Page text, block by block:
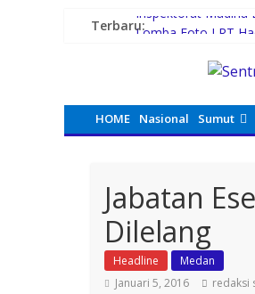
Terbaru:Inspektorat Madina
Warga dan
PWI Beri
HOME Nasional Sumut
Jabatan
Dilelang
Headline
Medan
Januari 5, 2016
redaksi